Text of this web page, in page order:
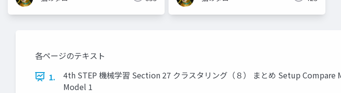
各ページのテキスト
1.
4th STEP 機械学習 Section 27 クラスタリング（８） まとめ Setup
Model 1